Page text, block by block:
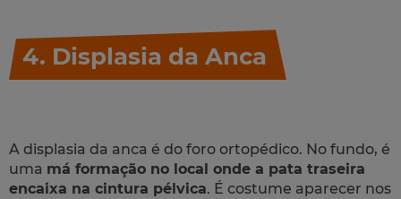
4. Displasia da Anca
A displasia da anca é do foro ortopédico. No fundo, é
uma má formação no local onde a pata traseira
encaixa na cintura pélvica. É costume aparecer nos